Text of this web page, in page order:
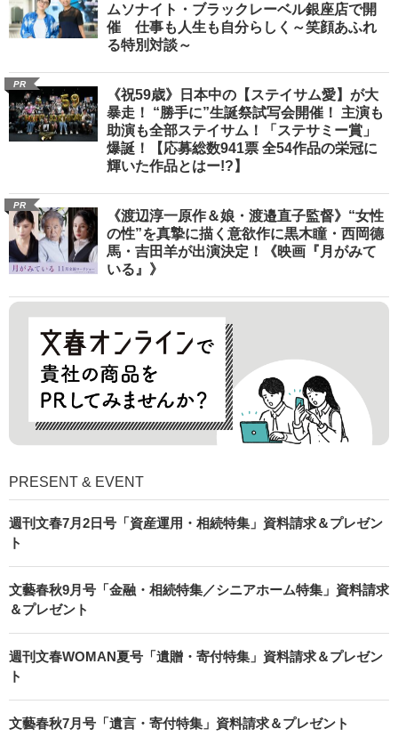
ムソナイト・ブラックレーベル銀座店で開
催 仕事も人生も自分らしく～笑顔あふれ
る特別対談～
PR
《祝59歳》日本中の【ステイサム愛】が大
暴走！ “勝手に”生誕祭試写会開催！ 主演も
助演も全部ステイサム！「ステサミー賞」
爆誕！【応募総数941票 全54作品の栄冠に
輝いた作品とはー!?】
PR
《渡辺淳一原作＆娘・渡邉直子監督》“女性
の性”を真摯に描く意欲作に黒木瞳・西岡德
馬・吉田羊が出演決定！《映画『月がみて
いる』》
PRESENT & EVENT
週刊文春7月2日号「資産運用・相続特集」資料請求＆プレゼン
ト
文藝春秋9月号「金融・相続特集／シニアホーム特集」資料請求
＆プレゼント
週刊文春WOMAN夏号「遺贈・寄付特集」資料請求＆プレゼン
ト
文藝春秋7月号「遺言・寄付特集」資料請求＆プレゼント